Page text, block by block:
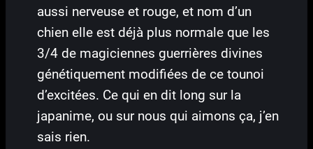
aussi nerveuse et rouge, et nom d’un
chien elle est déjà plus normale que les
3/4 de magiciennes guerrières divines
génétiquement modifiées de ce tounoi
d’excitées. Ce qui en dit long sur la
japanime, ou sur nous qui aimons ça, j’en
sais rien.